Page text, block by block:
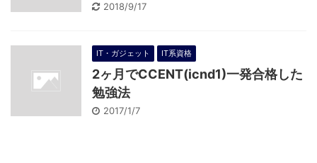
2018/9/17
IT・ガジェット IT系資格
2ヶ月でCCENT(icnd1)一発合格した
勉強法
2017/1/7